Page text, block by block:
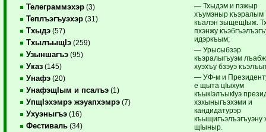
Телеграммэхэр (3)
Теплъэгъуэхэр (31)
Тхыдэ (57)
ТхылъыщIэ (259)
Узыншагъэ (95)
Указ (145)
Унафэ (20)
УнафэщIым и псалъэ (1)
УпщIэхэмрэ жэуапхэмрэ (7)
Ухуэныгъэ (16)
Фестиваль (34)
— Тхыдэм и пэжыр
хъумэныр къэралым
къалэн зыщещIыж.
пхэнжу
идэркъым;
— Урысыбзэр
къэралыгъуэм
хуэхъу бзэуэ
— УФ-м и
е щыта цIыхум
къыкIэлъыкIуэ
хэхыныгъэхэми и
кандидатурэр
къыщигъэлъэгъуэну
щIыныр.